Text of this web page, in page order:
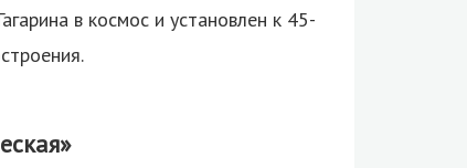
в космос и установлен к 45-